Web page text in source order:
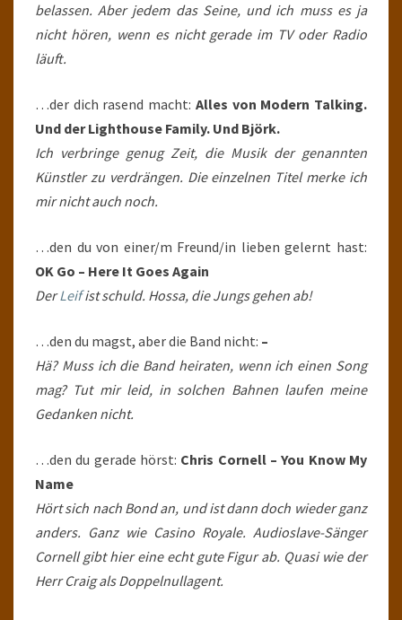
belassen. Aber jedem das Seine, und ich muss es ja
nicht hören, wenn es nicht gerade im TV oder Radio
läuft.
…der dich rasend macht: Alles von Modern Talking.
Und der Lighthouse Family. Und Björk.
Ich verbringe genug Zeit, die Musik der genannten
Künstler zu verdrängen. Die einzelnen Titel merke ich
mir nicht auch noch.
…den du von einer/m Freund/in lieben gelernt hast:
OK Go – Here It Goes Again
DerLeifist schuld. Hossa, die Jungs gehen ab!
…den du magst, aber die Band nicht: –
Hä? Muss ich die Band heiraten, wenn ich einen Song
mag? Tut mir leid, in solchen Bahnen laufen meine
Gedanken nicht.
…den du gerade hörst: Chris Cornell – You Know My
Name
Hört sich nach Bond an, und ist dann doch wieder ganz
anders. Ganz wie Casino Royale. Audioslave-Sänger
Cornell gibt hier eine echt gute Figur ab. Quasi wie der
Herr Craig als Doppelnullagent.